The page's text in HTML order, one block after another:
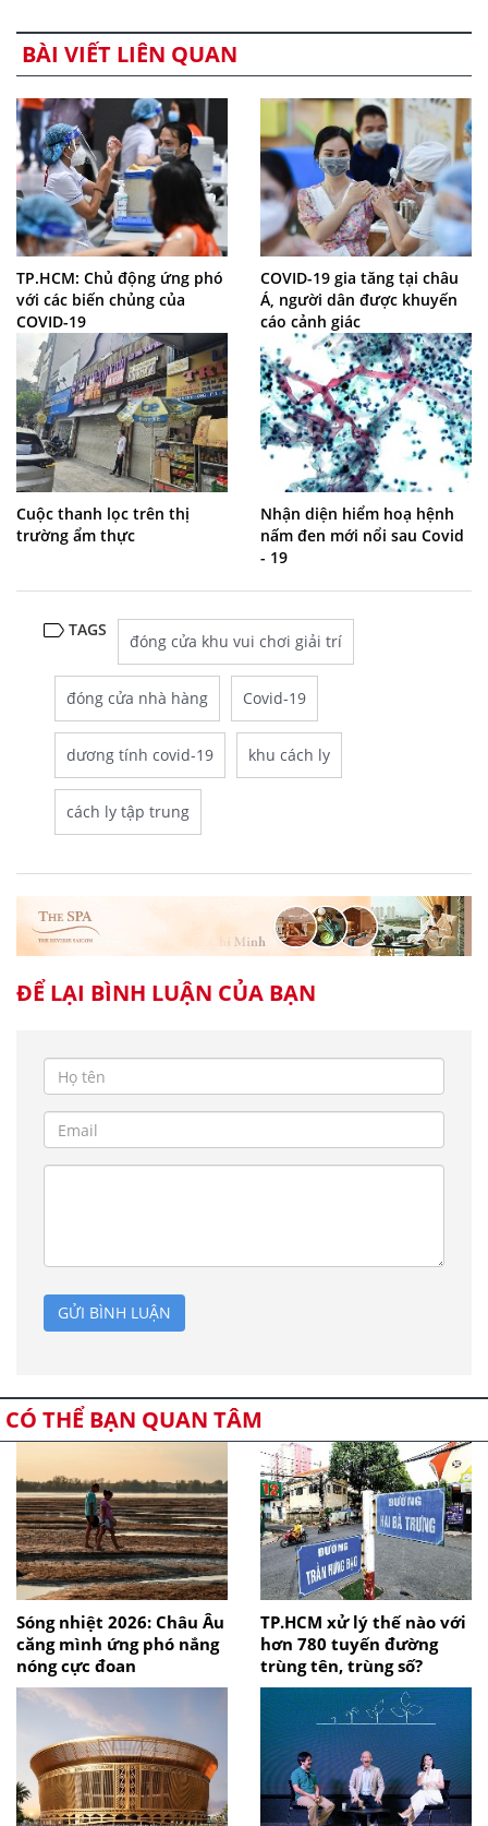
BÀI VIẾT LIÊN QUAN
TP.HCM: Chủ động ứng phó
với các biến chủng của
COVID-19
COVID-19 gia tăng tại châu
Á, người dân được khuyến
cáo cảnh giác
Cuộc thanh lọc trên thị
trường ẩm thực
Nhận diện hiểm hoạ hệnh
nấm đen mới nổi sau Covid
- 19
TAGS
đóng cửa khu vui chơi giải trí
đóng cửa nhà hàng Covid-19
dương tính covid-19 khu cách ly
cách ly tập trung
ĐỂ LẠI BÌNH LUẬN CỦA BẠN
GỬI BÌNH LUẬN
CÓ THỂ BẠN QUAN TÂM
Sóng nhiệt 2026: Châu Âu
căng mình ứng phó nắng
nóng cực đoan
TP.HCM xử lý thế nào với
hơn 780 tuyến đường
trùng tên, trùng số?